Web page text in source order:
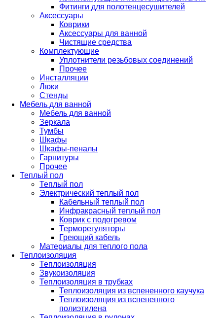
Фитинги для полотенцесушителей
Аксессуары
Коврики
Аксессуары для ванной
Чистящие средства
Комплектующие
Уплотнители резьбовых соединений
Прочее
Инсталляции
Люки
Стенды
Мебель для ванной
Мебель для ванной
Зеркала
Тумбы
Шкафы
Шкафы-пеналы
Гарнитуры
Прочее
Теплый пол
Теплый пол
Электрический теплый пол
Кабельный теплый пол
Инфракрасный теплый пол
Коврик с подогревом
Терморегуляторы
Греющий кабель
Материалы для теплого пола
Теплоизоляция
Теплоизоляция
Звукоизоляция
Теплоизоляция в трубках
Теплоизоляция из вспененного каучука
Теплоизоляция из вспененного
полиэтилена